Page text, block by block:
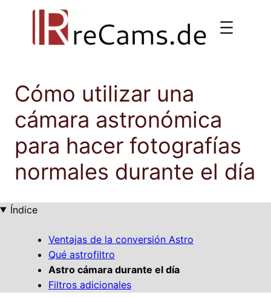
Cómo utilizar una
cámara astronómica
para hacer fotografías
normales durante el día
Índice
Ventajas de la conversión Astro
Qué astrofiltro
Astro cámara durante el día
Filtros adicionales